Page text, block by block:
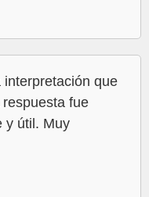
que
fue
y útil. Muy